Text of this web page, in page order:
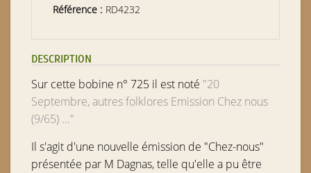
Référence : RD4232
DESCRIPTION
Sur cette bobine n° 725 il est noté "20
Septembre, autres folklores Emission Chez nous
(9/65) ..."
Il s'agit d'une nouvelle émission de "Chez-nous"
présentée par M Dagnas, telle qu'elle a pu être